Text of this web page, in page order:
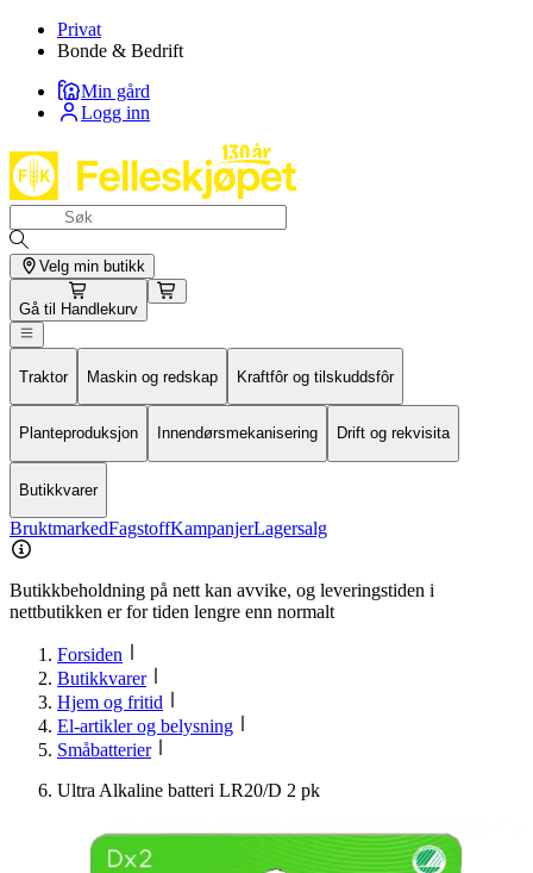
Privat
Bonde & Bedrift
Min gård
Logg inn
Velg min butikk
Gå til Handlekurv
Traktor Maskin og redskap Kraftfôr og tilskuddsfôr
Planteproduksjon Innendørsmekanisering Drift og rekvisita
Butikkvarer
BruktmarkedFagstoffKampanjerLagersalg
Butikkbeholdning på nett kan avvike, og leveringstiden i
nettbutikken er for tiden lengre enn normalt
Forsiden
Butikkvarer
Hjem og fritid
El-artikler og belysning
Småbatterier
Ultra Alkaline batteri LR20/D 2 pk